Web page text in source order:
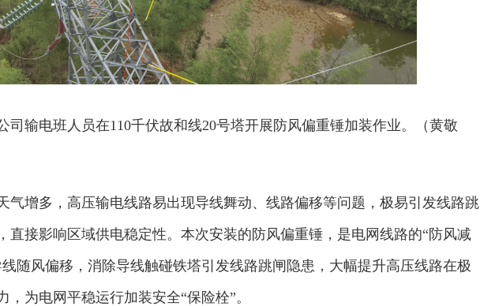
司输电班人员在110千伏故和线20号塔开展防风偏重锤加装作业。（黄敬
气增多，高压输电线路易出现导线舞动、线路偏移等问题，极易引发线路跳
直接影响区域供电稳定性。本次安装的防风偏重锤，是电网线路的“防风减
随风偏移，消除导线触碰铁塔引发线路跳闸隐患，大幅提升高压线路在极
，为电网平稳运行加装安全“保险栓”。